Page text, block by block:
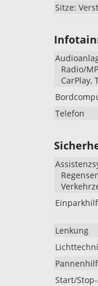
Sitze:
Radio/
CarPlay,
Telefon
Lenkung
Start/